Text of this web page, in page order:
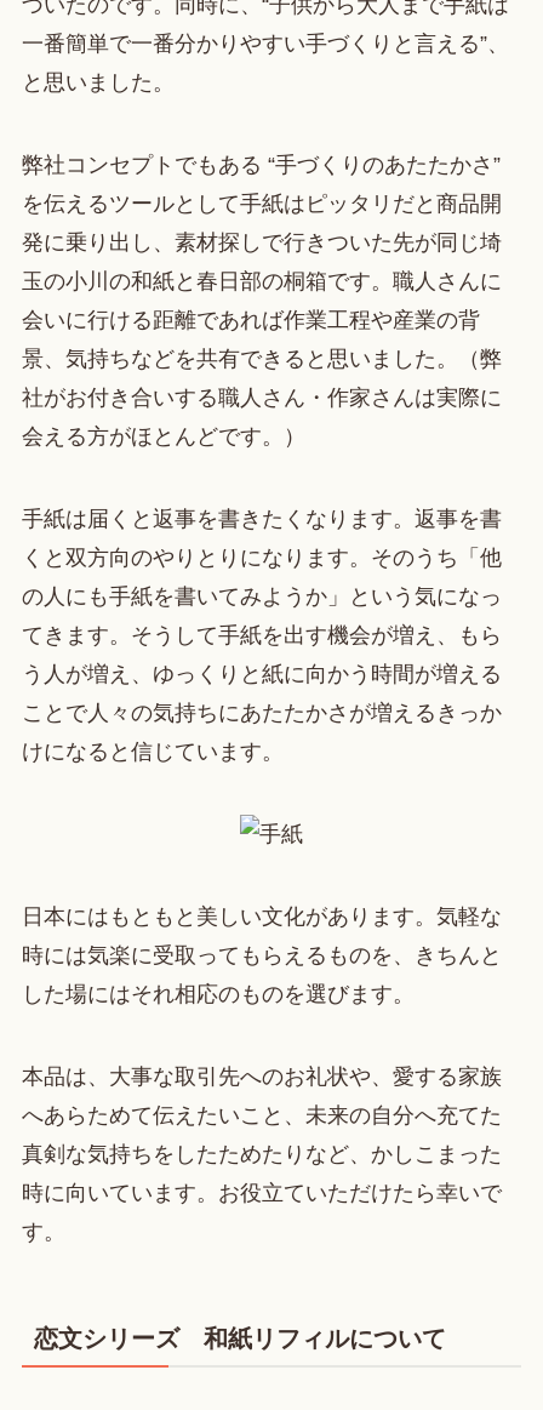
づいたのです。同時に、“子供から大人まで手紙は
一番簡単で一番分かりやすい手づくりと言える”、
と思いました。
弊社コンセプトでもある “手づくりのあたたかさ”
を伝えるツールとして手紙はピッタリだと商品開
発に乗り出し、素材探しで行きついた先が同じ埼
玉の小川の和紙と春日部の桐箱です。職人さんに
会いに行ける距離であれば作業工程や産業の背
景、気持ちなどを共有できると思いました。（弊
社がお付き合いする職人さん・作家さんは実際に
会える方がほとんどです。）
手紙は届くと返事を書きたくなります。返事を書
くと双方向のやりとりになります。そのうち「他
の人にも手紙を書いてみようか」という気になっ
てきます。そうして手紙を出す機会が増え、もら
う人が増え、ゆっくりと紙に向かう時間が増える
ことで人々の気持ちにあたたかさが増えるきっか
けになると信じています。
日本にはもともと美しい文化があります。気軽な
時には気楽に受取ってもらえるものを、きちんと
した場にはそれ相応のものを選びます。
本品は、大事な取引先へのお礼状や、愛する家族
へあらためて伝えたいこと、未来の自分へ充てた
真剣な気持ちをしたためたりなど、かしこまった
時に向いています。お役立ていただけたら幸いで
す。
恋文シリーズ 和紙リフィルについて